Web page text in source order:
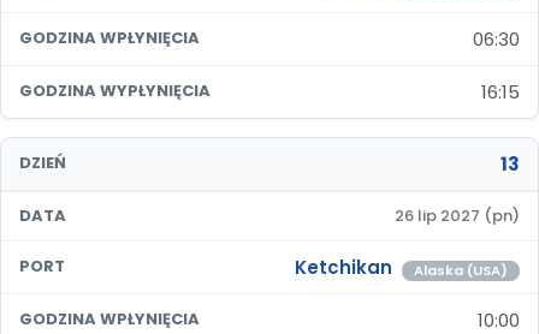
GODZINA WPŁYNIĘCIA 06:30
GODZINA WYPŁYNIĘCIA 16:15
DZIEŃ 13
DATA 26 lip 2027 (pn)
PORT Ketchikan Alaska (USA)
GODZINA WPŁYNIĘCIA 10:00